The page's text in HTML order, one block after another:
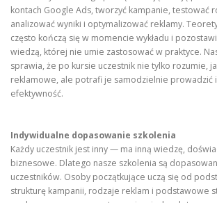
kontach Google Ads, tworzyć kampanie, testować
analizować wyniki i optymalizować reklamy.
często kończą się w momencie wykładu i
wiedzą, której nie umie zastosować w praktyce.
sprawia, że po kursie uczestnik nie tylko rozumie,
reklamowe, ale potrafi je samodzielnie prowadzić
efektywność.
Indywidualne dopasowanie szkolenia
Każdy uczestnik jest inny — ma inną wiedzę,
biznesowe. Dlatego nasze szkolenia są
uczestników. Osoby początkujące uczą się od
strukturę kampanii, rodzaje reklam i podstawowe